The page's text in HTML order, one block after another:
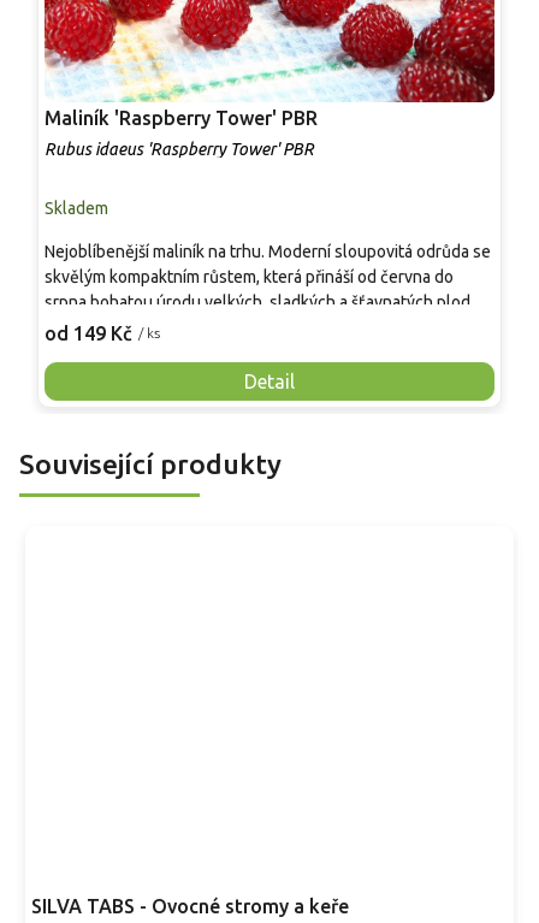
Maliník 'Raspberry Tower' PBR
Rubus idaeus 'Raspberry Tower' PBR
Skladem
od 149 Kč / ks
Detail
Nejoblíbenější maliník na trhu. Moderní sloupovitá odrůda se
skvělým kompaktním růstem, která přináší od června do
srpna bohatou úrodu velkých, sladkých a šťavnatých plodů.
Pevné vzpřímené výhony tvoří elegantní habitus bez
Mrazuvzdornost do −25 °C a spolehlivá vitalita z něj dělají
skvělou volbu pro každého pěstitele.
Související produkty
SILVA TABS - Ovocné stromy a keře